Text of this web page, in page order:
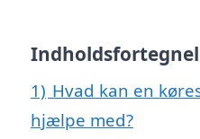
1) Hvad kan en
hjælpe med?